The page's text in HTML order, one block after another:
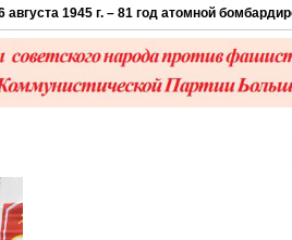
1945 г. – 81 год атомной